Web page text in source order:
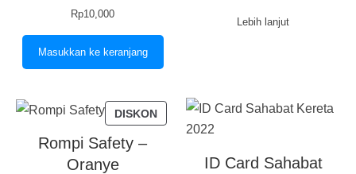
Rp10,000
Masukkan ke keranjang
Lebih lanjut
DISKONPRODUK
DENGAN
Rompi Safety –
Oranye
ID Card Sahabat